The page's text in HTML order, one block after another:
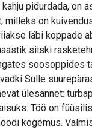
pidurdada, on
milleks on
läbi koppade
siiski
soosoppides
Sulle
ülesannet:
Töö on
kogemus.